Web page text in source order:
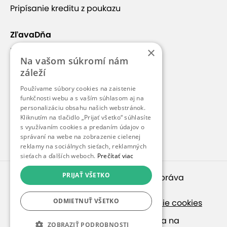
tatranské jazero. Vedie z neho trasa na Rysy -
náročnú, no napriek tomu obľúbenú trasu.
Gubałówka (15 km)
pre úžasný výhľad z vrcholu. Môžete obdivovať celú
panorámu Tatier a Zakopané aj Babiogórski. Na
vrchole nájdete šmýkačky, turistické hostince,
stánky pozdĺž cesty v hornej časti a lanovky. Okrem
toho sú tu lyžiarsky park, skútre, možnosti na
sánkovanie...
Hala Gąsienicowa (16 km)
Hala Gąsienicowa je veľká alpská lúka, ktorá
zaberá podstatnú časť údolia Gąsienicowa. V
Pripísanie kreditu z poukazu
ZľavaDňa
Náš príbeh
Kontakt
Kariéra
Blog
Pre médiá
Pre partnerov
© 2010 – 2026inspirago s. r. o.
. Všetky práva
vyhradené.
Ochrana osobných údajov|
Nastavenie cookies
Ak hľadáte ponuky v češtine, pozrite sa na
×
Na vašom súkromí nám
záleží
Používame súbory cookies na zaistenie
funkčnosti webu a s vaším súhlasom aj na
personalizáciu obsahu našich webstránok.
Kliknutím na tlačidlo „Prijať všetko“ súhlasíte
s využívaním cookies a predaním údajov o
správaní na webe na zobrazenie cielenej
reklamy na sociálnych sieťach, reklamných
sieťach a ďalších weboch. Prečítať viac
PRIJAŤ VŠETKO
ODMIETNUŤ VŠETKO
ZOBRAZIŤ PODROBNOSTI